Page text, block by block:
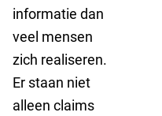
informatie dan
veel mensen
zich realiseren.
Er staan niet
alleen claims